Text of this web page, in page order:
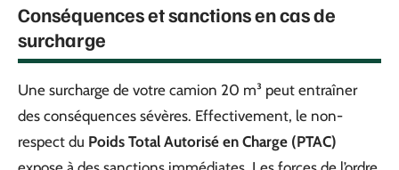
Conséquences et sanctions en cas de
surcharge
Une surcharge de votre camion 20 m³ peut entraîner
des conséquences sévères. Effectivement, le non-
respect du Poids Total Autorisé en Charge (PTAC)